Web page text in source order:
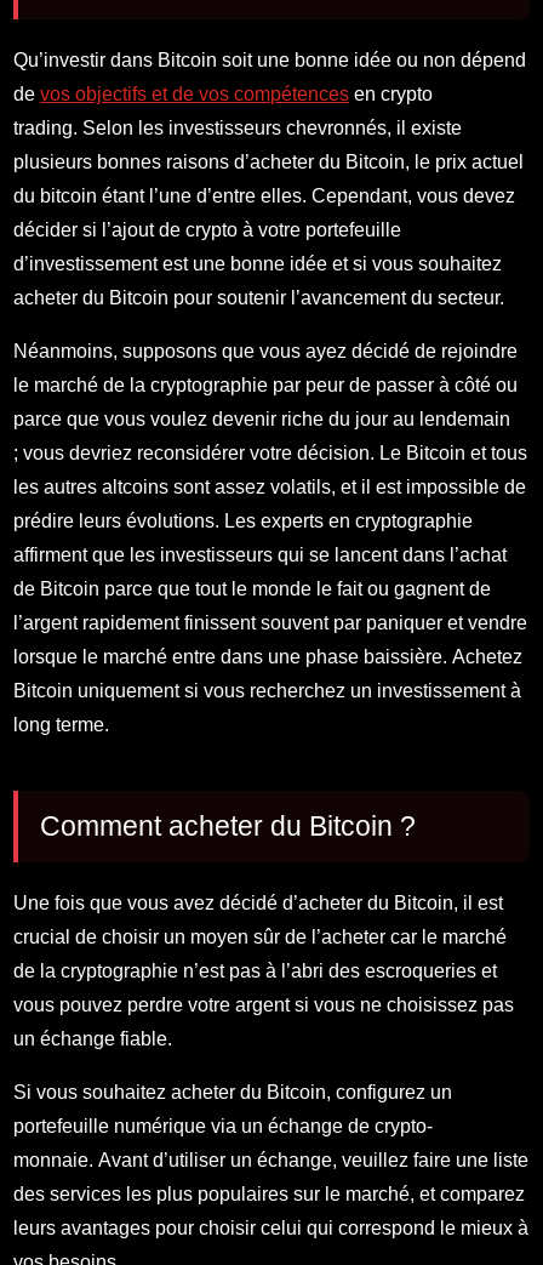
Qu’investir dans Bitcoin soit une bonne idée ou non dépend
devos objectifs et de vos compétences en crypto
trading. Selon les investisseurs chevronnés, il existe
plusieurs bonnes raisons d’acheter du Bitcoin, le prix actuel
du bitcoin étant l’une d’entre elles. Cependant, vous devez
décider si l’ajout de crypto à votre portefeuille
d’investissement est une bonne idée et si vous souhaitez
acheter du Bitcoin pour soutenir l’avancement du secteur.
Néanmoins, supposons que vous ayez décidé de rejoindre
le marché de la cryptographie par peur de passer à côté ou
parce que vous voulez devenir riche du jour au lendemain
; vous devriez reconsidérer votre décision. Le Bitcoin et tous
les autres altcoins sont assez volatils, et il est impossible de
prédire leurs évolutions. Les experts en cryptographie
affirment que les investisseurs qui se lancent dans l’achat
de Bitcoin parce que tout le monde le fait ou gagnent de
l’argent rapidement finissent souvent par paniquer et vendre
lorsque le marché entre dans une phase baissière. Achetez
Bitcoin uniquement si vous recherchez un investissement à
long terme.
Comment acheter du Bitcoin ?
Une fois que vous avez décidé d’acheter du Bitcoin, il est
crucial de choisir un moyen sûr de l’acheter car le marché
de la cryptographie n’est pas à l’abri des escroqueries et
vous pouvez perdre votre argent si vous ne choisissez pas
un échange fiable.
Si vous souhaitez acheter du Bitcoin, configurez un
portefeuille numérique via un échange de crypto-
monnaie. Avant d’utiliser un échange, veuillez faire une liste
des services les plus populaires sur le marché, et comparez
leurs avantages pour choisir celui qui correspond le mieux à